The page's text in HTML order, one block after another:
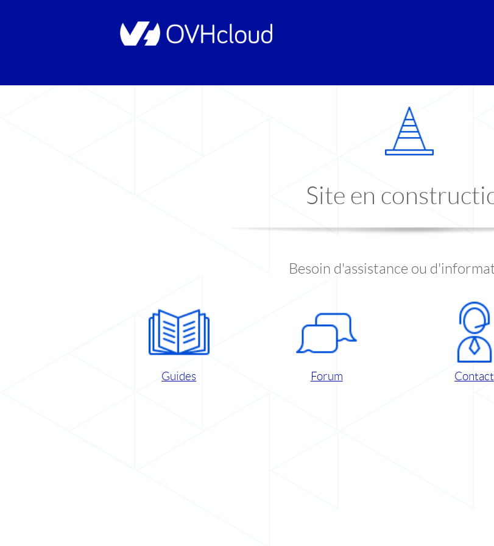
Site en
Besoin d'assistance ou
Guides Forum Contact